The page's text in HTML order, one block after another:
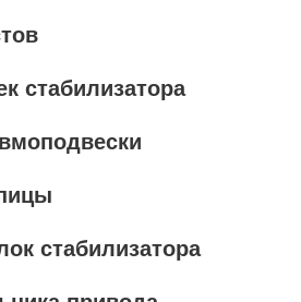
стабилизатора
стабилизатора